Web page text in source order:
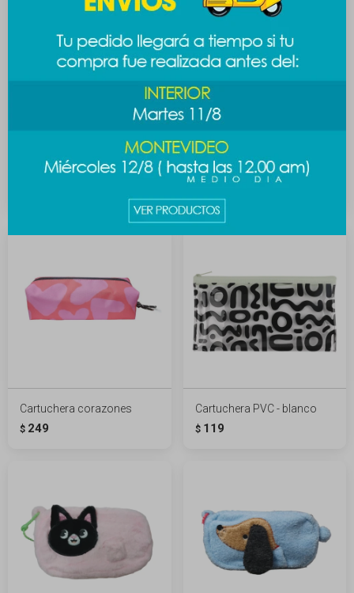
Cartuchera minimalista -
verde
Cartuchera minimalista -
bordo
Cartuchera corazones
$ 249
Cartuchera PVC - blanco
$ 119